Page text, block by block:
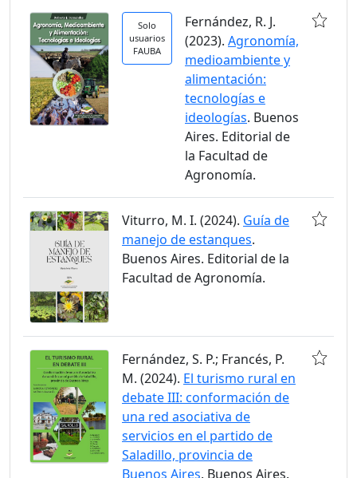
Solo
usuarios
FAUBA
Fernández, R. J.
(2023). Agronomía,
medioambiente y
alimentación:
tecnologías e
ideologías. Buenos
Aires. Editorial de
la Facultad de
Agronomía.
Viturro, M. I. (2024). Guía de
manejo de estanques.
Buenos Aires. Editorial de la
Facultad de Agronomía.
Fernández, S. P.; Francés, P.
M. (2024). El turismo rural en
debate III: conformación de
una red asociativa de
servicios en el partido de
Saladillo, provincia de
Buenos Aires. Buenos Aires.